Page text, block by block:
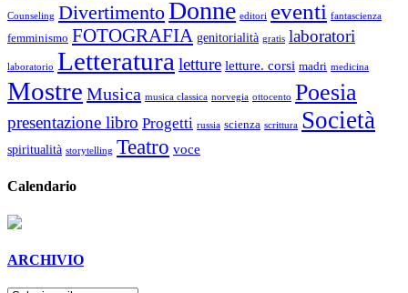
Counseling DivertimentoDonne editori eventi fantascienza
femminismo FOTOGRAFIA genitorialità gratis laboratori
laboratorio Letteratura letture letture. corsi madri medicina
Mostre Musica musica classica norvegia ottocento Poesia
presentazione libro Progetti russia scienza scrittura Società
spiritualità storytelling Teatro voce
Calendario
ARCHIVIO